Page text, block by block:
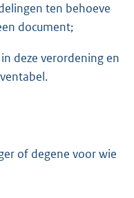
ten behoeve
document;
deze verorde­ning en
of degene voor wie